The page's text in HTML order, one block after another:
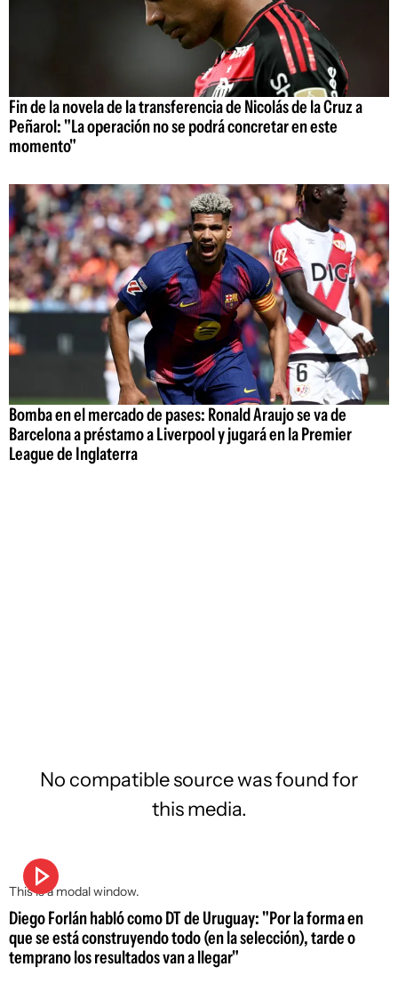
Fin de la novela de la transferencia de Nicolás de la Cruz a
Peñarol: "La operación no se podrá concretar en este
momento"
Bomba en el mercado de pases: Ronald Araujo se va de
Barcelona a préstamo a Liverpool y jugará en la Premier
League de Inglaterra
This is a modal window.
No compatible source was found for
this media.
Diego Forlán habló como DT de Uruguay: "Por la forma en
que se está construyendo todo (en la selección), tarde o
temprano los resultados van a llegar"